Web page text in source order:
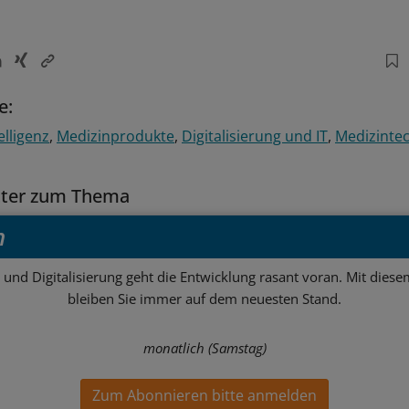
Medizinprodukte Digitalisierung und IT
zum Thema
und Digitalisierung geht die Entwicklung rasant voran. Mit
bleiben Sie immer auf dem neuesten Stand.
monatlich (Samstag)
Zum Abonnieren bitte anmelden